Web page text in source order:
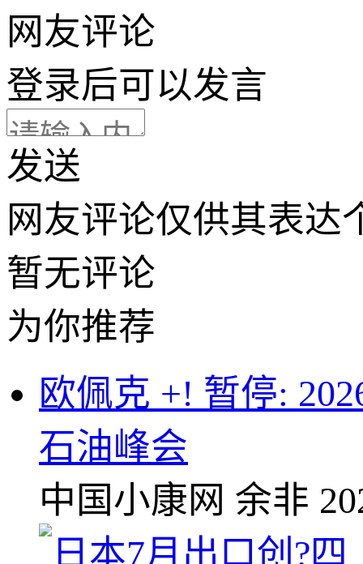
网友评论
登录后可以发言
发送
网友评论仅供其表达
暂无评论
为你推荐
欧佩克 +! 暂停:
石油峰会
中国小康网 余非